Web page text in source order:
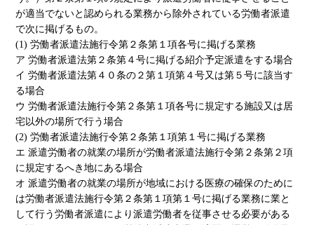
が適当でないと認められる業務から除外されている労働者派遣
で次に掲げるもの。
(1) 労働者派遣法施行令第２条第１項各号に掲げる業務
ア 労働者派遣法第２条第４号に掲げる紹介予定派遣をする場合
イ 労働者派遣法第４０条の２第１項第４号又は第５号に該当す
る場合
ウ 労働者派遣法施行令第２条第１項各号に規定する施設又は居
宅以外の場所で行う場合
(2) 労働者派遣法施行令第２条第１項第１号に掲げる業務
エ 派遣労働者の就業の場所が労働者派遣法施行令第２条第２項
に規定するへき地にある場合
オ 派遣労働者の就業の場所が地域における医療の確保のために
は労働者派遣法施行令第２条第１項第１号に掲げる業務に業と
して行う労働者派遣により派遣労働者を従事させる必要がある